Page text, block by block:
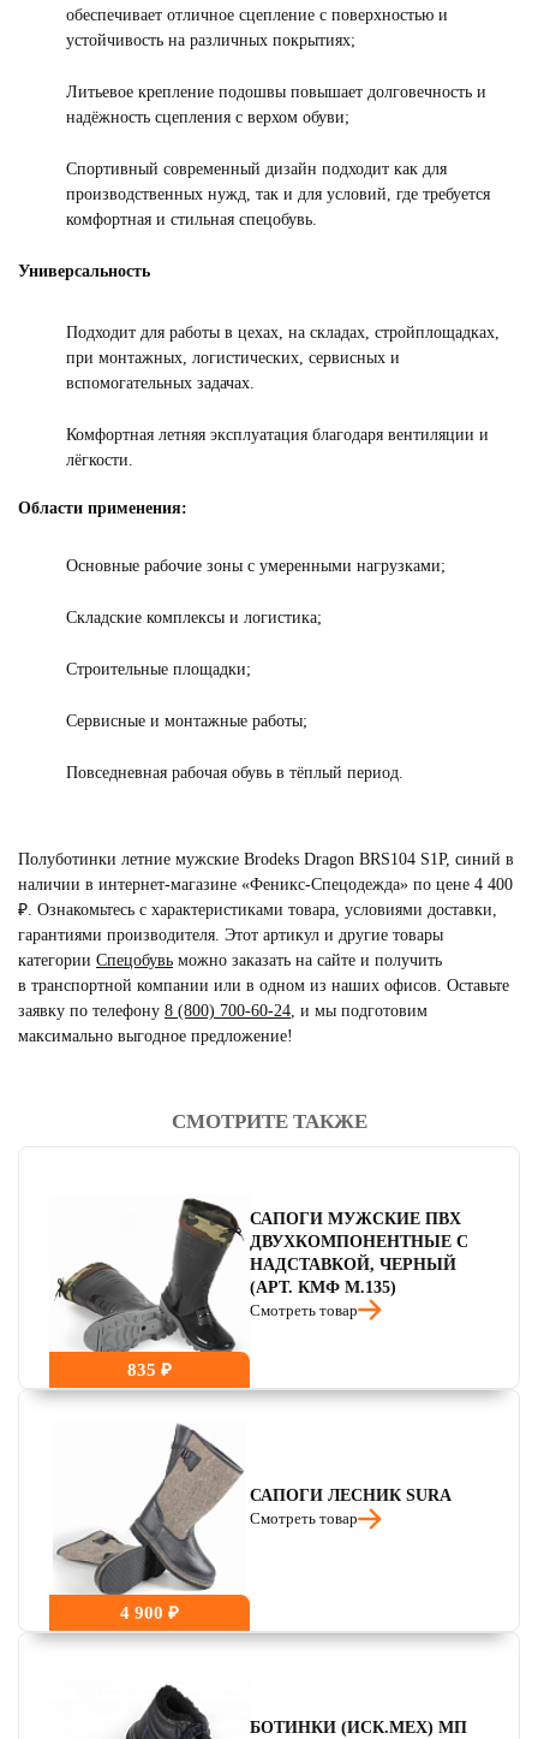
обеспечивает отличное сцепление с поверхностью и
устойчивость на различных покрытиях;
Литьевое крепление подошвы повышает долговечность и
надёжность сцепления с верхом обуви;
Спортивный современный дизайн подходит как для
производственных нужд, так и для условий, где требуется
комфортная и стильная спецобувь.
Универсальность
Подходит для работы в цехах, на складах, стройплощадках,
при монтажных, логистических, сервисных и
вспомогательных задачах.
Комфортная летняя эксплуатация благодаря вентиляции и
лёгкости.
Области применения:
Основные рабочие зоны с умеренными нагрузками;
Складские комплексы и логистика;
Строительные площадки;
Сервисные и монтажные работы;
Повседневная рабочая обувь в тёплый период.
Полуботинки летние мужские Brodeks Dragon BRS104 S1P, синий в
наличии в интернет-магазине «Феникс-Спецодежда» по цене 4 400
₽. Ознакомьтесь с характеристиками товара, условиями доставки,
гарантиями производителя. Этот артикул и другие товары
категории Спецобувь можно заказать на сайте и получить
в транспортной компании или в одном из наших офисов. Оставьте
заявку по телефону 8 (800) 700-60-24 и мы подготовим
максимально выгодное предложение!
читать отзывы
СМОТРИТЕ ТАКЖЕ
835 ₽
САПОГИ МУЖСКИЕ ПВХ
ДВУХКОМПОНЕНТНЫЕ С
НАДСТАВКОЙ, ЧЕРНЫЙ
(АРТ. КМФ М.135)
Смотреть товар
4 900 ₽
САПОГИ ЛЕСНИК SURA
Смотреть товар
БОТИНКИ (ИСК.МЕХ) МП